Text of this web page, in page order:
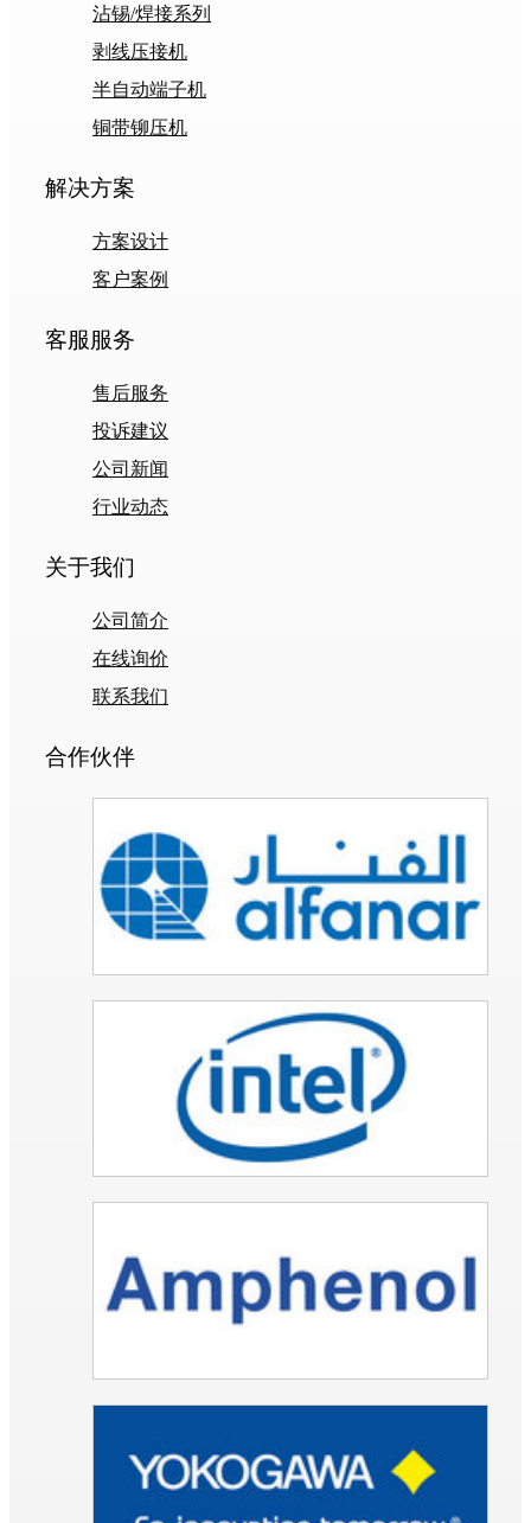
沾锡/焊接系列
剥线压接机
半自动端子机
铜带铆压机
解决方案
方案设计
客户案例
客服服务
售后服务
投诉建议
公司新闻
行业动态
关于我们
公司简介
在线询价
联系我们
合作伙伴